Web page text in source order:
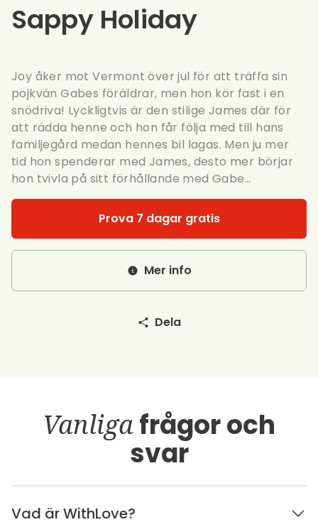
Sappy Holiday
Joy åker mot Vermont över jul för att träffa sin
pojkvän Gabes föräldrar, men hon kör fast i en
snödriva! Lyckligtvis är den stilige James där för
att rädda henne och hon får följa med till hans
familjegård medan hennes bil lagas. Men ju mer
tid hon spenderar med James, desto mer börjar
hon tvivla på sitt förhållande med Gabe...
Prova 7 dagar gratis
Mer info
Dela
Vanligafrågor och
svar
Vad är WithLove?